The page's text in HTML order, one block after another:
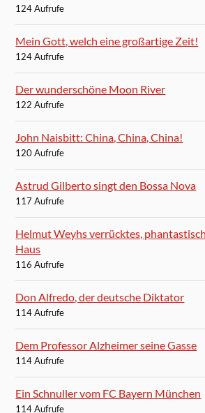
124 Aufrufe
Mein Gott, welch eine großartige Zeit!
124 Aufrufe
Der wunderschöne Moon River
122 Aufrufe
John Naisbitt: China, China, China!
120 Aufrufe
Astrud Gilberto singt den Bossa Nova
117 Aufrufe
Helmut Weyhs verrücktes,
Haus
116 Aufrufe
Don Alfredo, der deutsche Diktator
114 Aufrufe
Dem Professor Alzheimer seine Gasse
114 Aufrufe
Ein Schnuller vom FC Bayern München
114 Aufrufe